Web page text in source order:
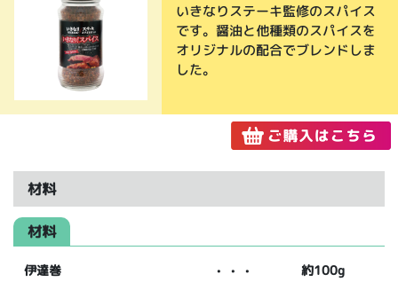
いきなりステーキ監修のスパイス
です。醤油と他種類のスパイスを
オリジナルの配合でブレンドしま
した。
材料
材料
伊達巻 ・・・
約100g